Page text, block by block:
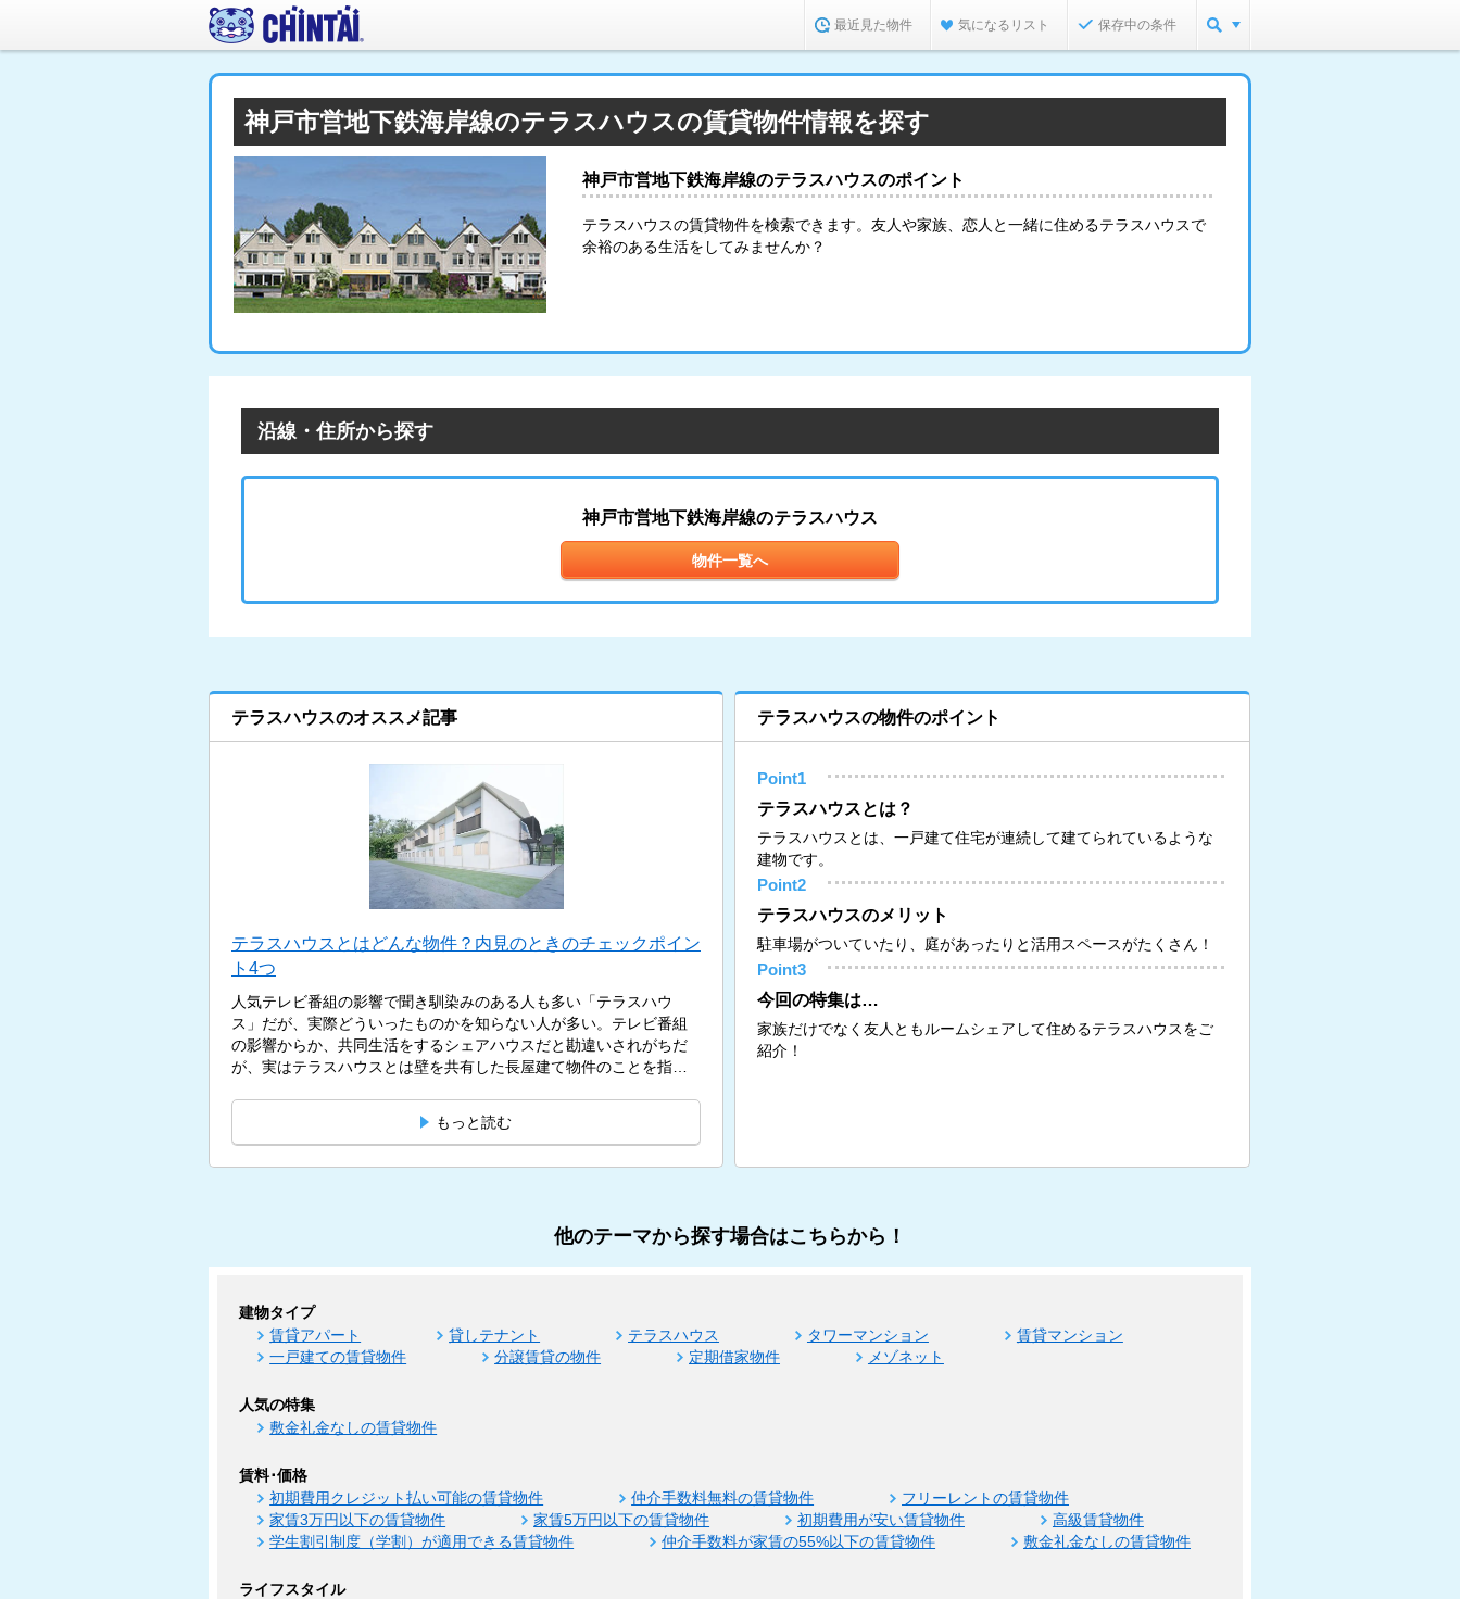
最近見た物件 気になるリスト 保存中の条件
神戸市営地下鉄海岸線のテラスハウスの賃貸物件情報を探す
神戸市営地下鉄海岸線のテラスハウスのポイント
テラスハウスの賃貸物件を検索できます。友人や家族、恋人と一緒に住めるテラスハウスで
余裕のある生活をしてみませんか？
沿線・住所から探す
神戸市営地下鉄海岸線のテラスハウス
物件一覧へ
テラスハウスのオススメ記事
テラスハウスとはどんな物件？内見のときのチェックポイン
ト4つ
人気テレビ番組の影響で聞き馴染みのある人も多い「テラスハウ
ス」だが、実際どういったものかを知らない人が多い。テレビ番組
の影響からか、共同生活をするシェアハウスだと勘違いされがちだ
が、実はテラスハウスとは壁を共有した長屋建て物件のことを指
もっと読む
テラスハウスの物件のポイント
Point1
テラスハウスとは？
テラスハウスとは、一戸建て住宅が連続して建てられているような
建物です。
Point2
テラスハウスのメリット
駐車場がついていたり、庭があったりと活用スペースがたくさん！
Point3
今回の特集は…
家族だけでなく友人ともルームシェアして住めるテラスハウスをご
紹介！
他のテーマから探す場合はこちらから！
建物タイプ
賃貸アパート 貸しテナント テラスハウス タワーマンション
賃貸マンション
一戸建ての賃貸物件
分譲賃貸の物件 定期借家物件 メゾネット
人気の特集
敷金礼金なしの賃貸物件
賃料･価格
初期費用クレジット払い可能の賃貸物件 仲介手数料無料の賃貸物件
フリーレントの賃貸物件
家賃3万円以下の賃貸物件
家賃5万円以下の賃貸物件 初期費用が安い賃貸物件
高級賃貸物件
学生割引制度（学割）が適用できる賃貸物件
仲介手数料が家賃の55%以下の賃貸物件 敷金礼金なしの賃貸物件
ライフスタイル